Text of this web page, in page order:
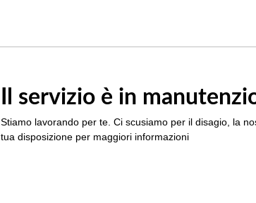
Il servizio è in
Stiamo lavorando per te. Ci scusiamo per il disagio, la
tua disposizione per maggiori informazioni